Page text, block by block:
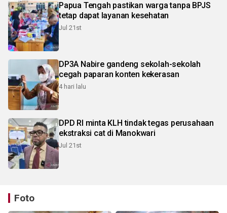
Papua Tengah pastikan warga tanpa BPJS
tetap dapat layanan kesehatan
Jul 21st
DP3A Nabire gandeng sekolah-sekolah
cegah paparan konten kekerasan
4 hari lalu
DPD RI minta KLH tindak tegas perusahaan
ekstraksi cat di Manokwari
Jul 21st
Foto